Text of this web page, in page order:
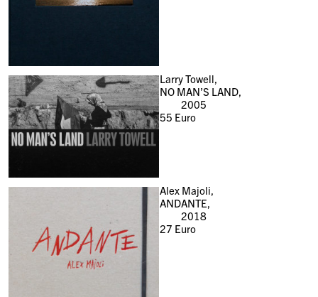
Larry Towell,
NO MAN’S LAND,
2005
55 Euro
Alex Majoli,
ANDANTE,
2018
27 Euro